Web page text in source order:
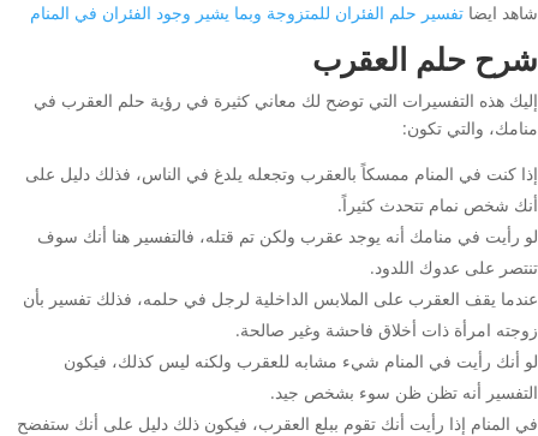
شاهد ايضا تفسير حلم الفئران للمتزوجة وبما يشير وجود الفئران في المنام
شرح حلم العقرب
إليك هذه التفسيرات التي توضح لك معاني كثيرة في رؤية حلم العقرب في
منامك، والتي تكون:
إذا كنت في المنام ممسكاً بالعقرب وتجعله يلدغ في الناس، فذلك دليل على
أنك شخص نمام تتحدث كثيراً.
لو رأيت في منامك أنه يوجد عقرب ولكن تم قتله، فالتفسير هنا أنك سوف
تنتصر على عدوك اللدود.
عندما يقف العقرب على الملابس الداخلية لرجل في حلمه، فذلك تفسير بأن
زوجته امرأة ذات أخلاق فاحشة وغير صالحة.
لو أنك رأيت في المنام شيء مشابه للعقرب ولكنه ليس كذلك، فيكون
التفسير أنه تظن ظن سوء بشخص جيد.
في المنام إذا رأيت أنك تقوم ببلع العقرب، فيكون ذلك دليل على أنك ستفضح